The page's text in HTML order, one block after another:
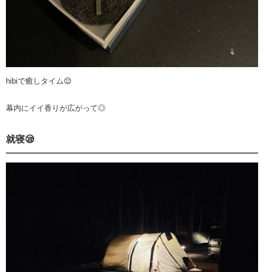
hibiで癒しタイム😌
幕内にイイ香りが広がって◎
就寝😪